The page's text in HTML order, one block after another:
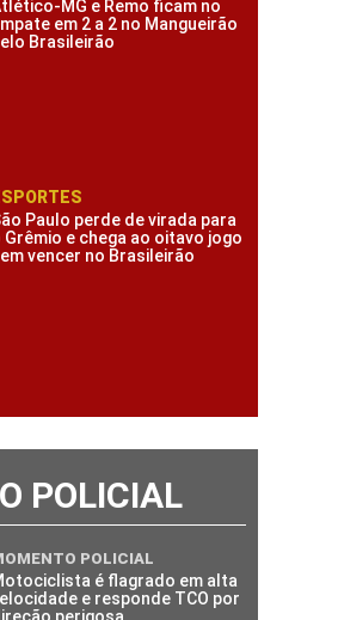
MG e Remo ficam no
em 2 a 2 no Mangueirão
Brasileirão
Paulo perde de virada para
Grêmio e chega ao oitavo jogo
vencer no Brasileirão
POLICIAL
POLICIAL
é flagrado em alta
e responde TCO por